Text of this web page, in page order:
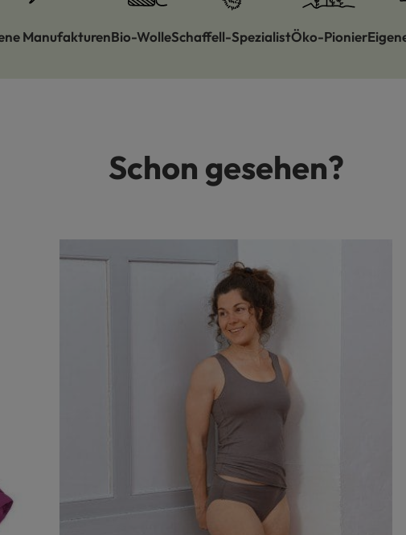
ManufakturenBio-WolleSchaffell-SpezialistÖko-Pionier
Schon gesehen?